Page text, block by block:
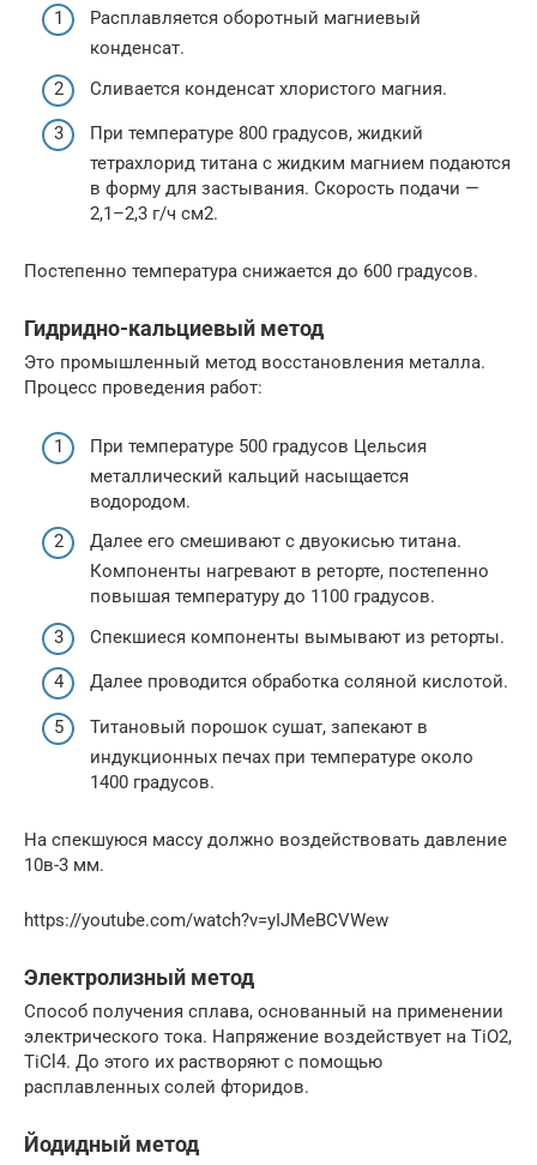
Расплавляется оборотный магниевый
конденсат.
Сливается конденсат хлористого магния.
При температуре 800 градусов, жидкий
тетрахлорид титана с жидким магнием подаются
в форму для застывания. Скорость подачи —
2,1–2,3 г/ч см2.
Постепенно температура снижается до 600 градусов.
Гидридно-кальциевый метод
Это промышленный метод восстановления металла.
Процесс проведения работ:
При температуре 500 градусов Цельсия
металлический кальций насыщается
водородом.
Далее его смешивают с двуокисью титана.
Компоненты нагревают в реторте, постепенно
повышая температуру до 1100 градусов.
Спекшиеся компоненты вымывают из реторты.
Далее проводится обработка соляной кислотой.
Титановый порошок сушат, запекают в
индукционных печах при температуре около
1400 градусов.
На спекшуюся массу должно воздействовать давление
10в-3 мм.
https://youtube.com/watch?v=yIJMeBCVWew
Электролизный метод
Способ получения сплава, основанный на применении
электрического тока. Напряжение воздействует на ТiO2,
ТiСl4. До этого их растворяют с помощью
расплавленных солей фторидов.
Йодидный метод